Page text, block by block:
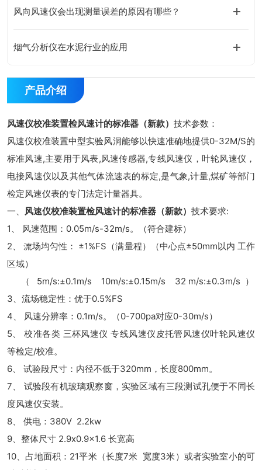
风向风速仪会出现测量误差的原因有哪些？
烟气分析仪在水泥行业的应用
产品介绍
风速仪校准装置检风速计的标准器（新款） 技术参数：
风速仪校准装置中型实验风洞能够以快速准确地提供0-32M/S的
标准风速,主要用于风表,风速传感器,专线风速仪，叶轮风速仪，
电接风速仪以及其他气体流速表的标定,是气象,计量,煤矿等部门
检定风速仪表的专门法定计量器具。
一、 风速仪校准装置检风速计的标准器（新款） 技术要求:
1、 风速范围：0.05m/s-32m/s。（符合建标）
2、 流场均匀性： ±1%FS（满量程）（中心点±50mm以内 工作
区域）
（ 5m/s:±0.1m/s 10m/s:±0.15m/s 32 m/s:±0.3m/s ）
3、流场稳定性：优于0.5%FS
4、 风速分辨率：0.1m/s。（0-700pa对应0-30m/s）
5、 校准各类 三杯风速仪 专线风速仪皮托管风速仪叶轮风速仪
等检定/校准。
6、 试验段尺寸：内径不低于320mm，长度800mm。
7、 试验段有机玻璃观察窗，实验区域有三段测试孔便于不同长
度风速仪安装。
8、 供电：380V 2.2kw
9、整体尺寸 2.9x0.9x1.6 长宽高
10、占地面积：21平米（长度7米 宽度3米）或者实验室小的可